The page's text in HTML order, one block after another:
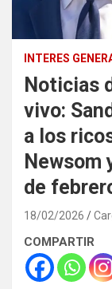
INTERES
Noticias
vivo:
a los
Newsom
de
18/02/2026
COMPARTIR